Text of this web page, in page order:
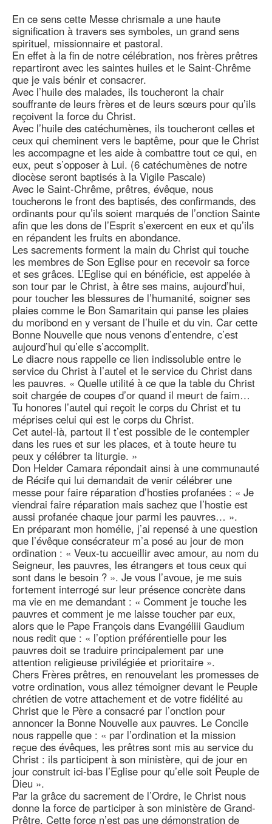
En ce sens cette Messe chrismale a une haute
signification à travers ses symboles, un grand sens
spirituel, missionnaire et pastoral.
En effet à la fin de notre célébration, nos frères prêtres
repartiront avec les saintes huiles et le Saint-Chrême
que je vais bénir et consacrer.
Avec l’huile des malades, ils toucheront la chair
souffrante de leurs frères et de leurs sœurs pour qu’ils
reçoivent la force du Christ.
Avec l’huile des catéchumènes, ils toucheront celles et
ceux qui cheminent vers le baptême, pour que le Christ
les accompagne et les aide à combattre tout ce qui, en
eux, peut s’opposer à Lui. (6 catéchumènes de notre
diocèse seront baptisés à la Vigile Pascale)
Avec le Saint-Chrême, prêtres, évêque, nous
toucherons le front des baptisés, des confirmands, des
ordinants pour qu’ils soient marqués de l’onction Sainte
afin que les dons de l’Esprit s’exercent en eux et qu’ils
en répandent les fruits en abondance.
Les sacrements forment la main du Christ qui touche
les membres de Son Eglise pour en recevoir sa force
et ses grâces. L’Eglise qui en bénéficie, est appelée à
son tour par le Christ, à être ses mains, aujourd’hui,
pour toucher les blessures de l’humanité, soigner ses
plaies comme le Bon Samaritain qui panse les plaies
du moribond en y versant de l’huile et du vin. Car cette
Bonne Nouvelle que nous venons d’entendre, c’est
aujourd’hui qu’elle s’accomplit.
Le diacre nous rappelle ce lien indissoluble entre le
service du Christ à l’autel et le service du Christ dans
les pauvres. « Quelle utilité à ce que la table du Christ
soit chargée de coupes d’or quand il meurt de faim…
Tu honores l’autel qui reçoit le corps du Christ et tu
méprises celui qui est le corps du Christ.
Cet autel-là, partout il t’est possible de le contempler
dans les rues et sur les places, et à toute heure tu
peux y célébrer ta liturgie. »
Don Helder Camara répondait ainsi à une communauté
de Récife qui lui demandait de venir célébrer une
messe pour faire réparation d’hosties profanées : « Je
viendrai faire réparation mais sachez que l’hostie est
aussi profanée chaque jour parmi les pauvres… ».
En préparant mon homélie, j’ai repensé à une question
que l’évêque consécrateur m’a posé au jour de mon
ordination : « Veux-tu accueillir avec amour, au nom du
Seigneur, les pauvres, les étrangers et tous ceux qui
sont dans le besoin ? ». Je vous l’avoue, je me suis
fortement interrogé sur leur présence concrète dans
ma vie en me demandant : « Comment je touche les
pauvres et comment je me laisse toucher par eux,
alors que le Pape François dans Evangéliii Gaudium
nous redit que : « l’option préférentielle pour les
pauvres doit se traduire principalement par une
attention religieuse privilégiée et prioritaire ».
Chers Frères prêtres, en renouvelant les promesses de
votre ordination, vous allez témoigner devant le Peuple
chrétien de votre attachement et de votre fidélité au
Christ que le Père a consacré par l’onction pour
annoncer la Bonne Nouvelle aux pauvres. Le Concile
nous rappelle que : « par l’ordination et la mission
reçue des évêques, les prêtres sont mis au service du
Christ : ils participent à son ministère, qui de jour en
jour construit ici-bas l’Eglise pour qu’elle soit Peuple de
Dieu ».
Par la grâce du sacrement de l’Ordre, le Christ nous
donne la force de participer à son ministère de Grand-
Prêtre. Cette force n’est pas une démonstration de